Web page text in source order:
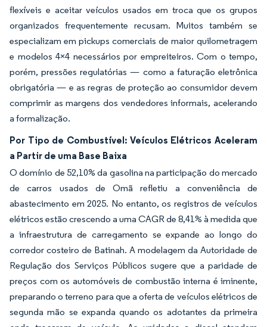
flexíveis e aceitar veículos usados em troca que os grupos
organizados frequentemente recusam. Muitos também se
especializam em pickups comerciais de maior quilometragem
e modelos 4×4 necessários por empreiteiros. Com o tempo,
porém, pressões regulatórias — como a faturação eletrônica
obrigatória — e as regras de proteção ao consumidor devem
comprimir as margens dos vendedores informais, acelerando
a formalização.
Por Tipo de Combustível: Veículos Elétricos Aceleram
a Partir de uma Base Baixa
O domínio de 52,10% da gasolina na participação do mercado
de carros usados de Omã refletiu a conveniência de
abastecimento em 2025. No entanto, os registros de veículos
elétricos estão crescendo a uma CAGR de 8,41% à medida que
a infraestrutura de carregamento se expande ao longo do
corredor costeiro de Batinah. A modelagem da Autoridade de
Regulação dos Serviços Públicos sugere que a paridade de
preços com os automóveis de combustão interna é iminente,
preparando o terreno para que a oferta de veículos elétricos de
segunda mão se expanda quando os adotantes da primeira